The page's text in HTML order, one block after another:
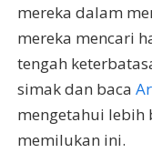
mereka dalam
mereka mencari
tengah
simak dan baca
mengetahui lebih
memilukan ini.